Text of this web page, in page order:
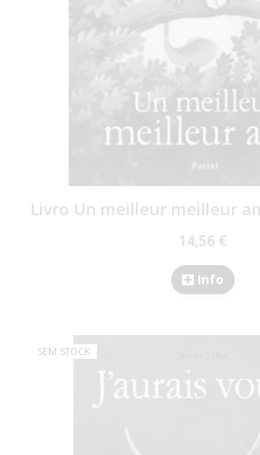
Livro Un meilleur meilleur
14,56 €
Info
SEM STOCK